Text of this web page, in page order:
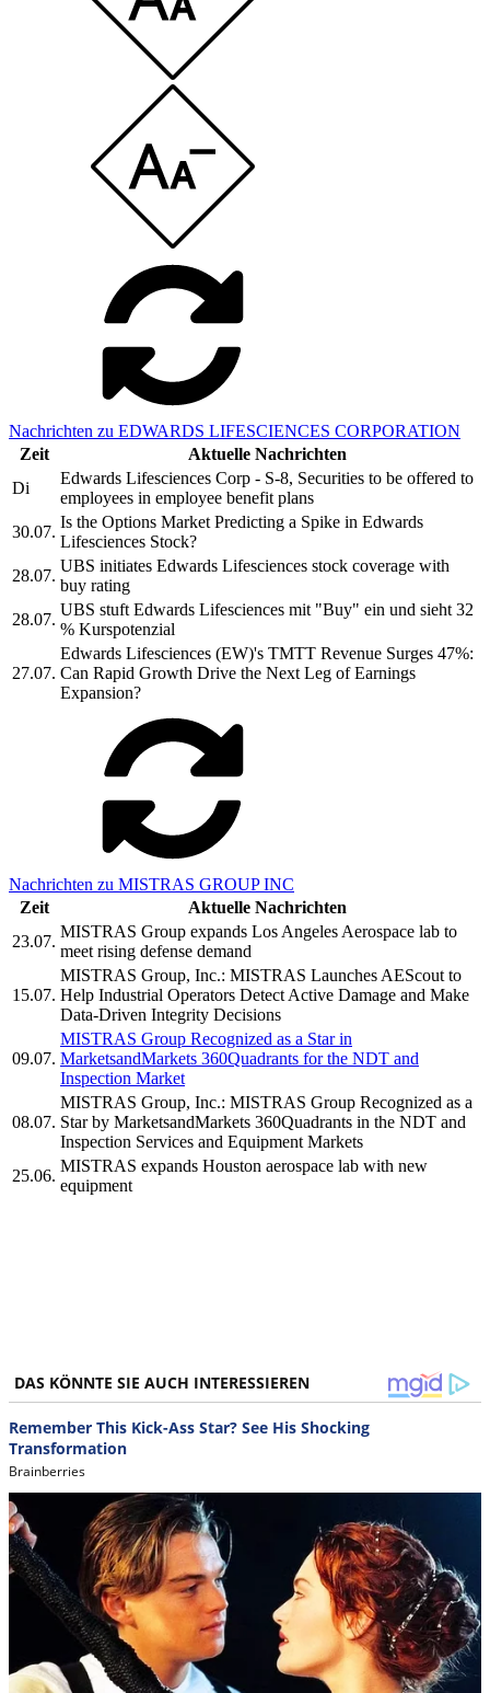
Nachrichten zu EDWARDS LIFESCIENCES CORPORATION
Zeit
Aktuelle Nachrichten
Di
Edwards Lifesciences Corp - S-8, Securities to be offered to
employees in employee benefit plans
30.07.
Is the Options Market Predicting a Spike in Edwards
Lifesciences Stock?
28.07.
UBS initiates Edwards Lifesciences stock coverage with
buy rating
28.07.
UBS stuft Edwards Lifesciences mit "Buy" ein und sieht 32
% Kurspotenzial
27.07.
Edwards Lifesciences (EW)'s TMTT Revenue Surges 47%:
Can Rapid Growth Drive the Next Leg of Earnings
Expansion?
Nachrichten zu MISTRAS GROUP INC
Zeit
Aktuelle Nachrichten
23.07.
MISTRAS Group expands Los Angeles Aerospace lab to
meet rising defense demand
15.07.
MISTRAS Group, Inc.: MISTRAS Launches AEScout to
Help Industrial Operators Detect Active Damage and Make
Data-Driven Integrity Decisions
09.07.
MISTRAS Group Recognized as a Star in
MarketsandMarkets 360Quadrants for the NDT and
Inspection Market
08.07.
MISTRAS Group, Inc.: MISTRAS Group Recognized as a
Star by MarketsandMarkets 360Quadrants in the NDT and
Inspection Services and Equipment Markets
25.06.
MISTRAS expands Houston aerospace lab with new
equipment